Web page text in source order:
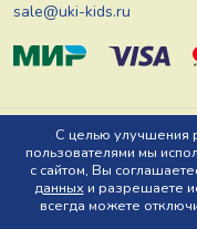
С целью улучшения
пользователями мы
с сайтом, Вы
данных и разрешаете
всегда можете
sale@uki-kids.ru
© ООО «Юки-кидс» 2026,
Ярославль, пр-т Октября,